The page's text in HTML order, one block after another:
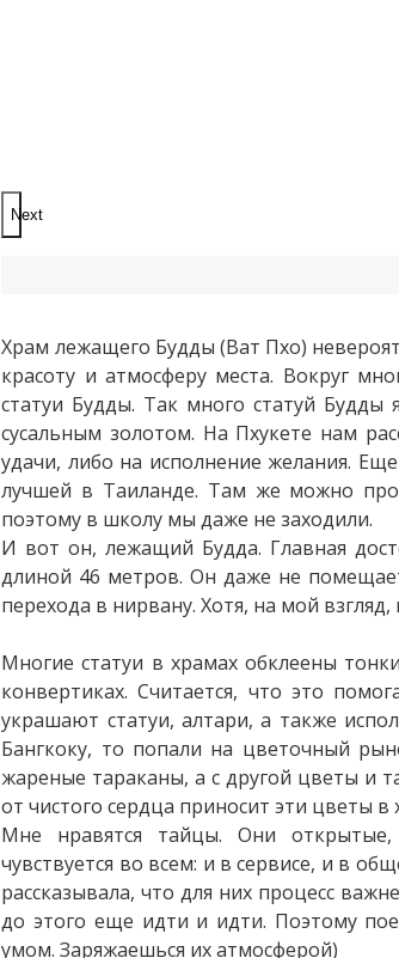
Next
Храм лежащего Будды (Ват Пхо)
красоту и атмосферу места. Вокруг
статуи Будды. Так много статуй
сусальным золотом. На Пхукете нам
удачи, либо на исполнение желания.
лучшей в Таиланде. Там же можно
поэтому в школу мы даже не заходили.
И вот он, лежащий Будда. Главная
длиной 46 метров. Он даже не
перехода в нирвану. Хотя, на мой
Многие статуи в храмах обклеены
конвертиках. Считается, что это
украшают статуи, алтари, а также
Бангкоку, то попали на цветочный
жареные тараканы, а с другой цветы и
от чистого сердца приносит эти цветы
Мне нравятся тайцы. Они открытые,
чувствуется во всем: и в сервисе, и в
рассказывала, что для них процесс
до этого еще идти и идти. Поэтому
умом. Заряжаешься их атмосферой)